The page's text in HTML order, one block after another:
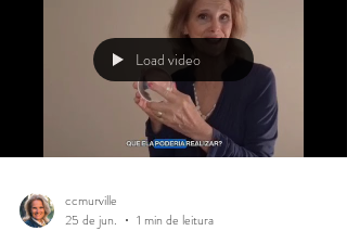
Load video
ccmurville
25 de jun.
1 min de leitura